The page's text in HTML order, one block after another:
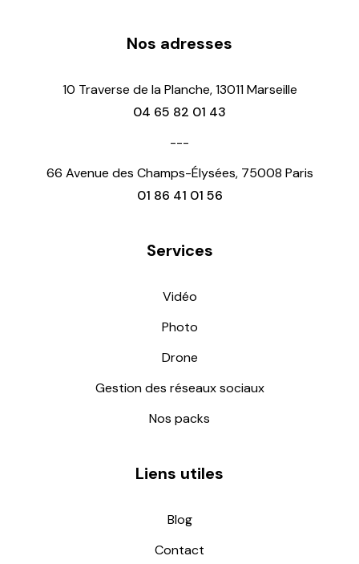
Nos adresses
10 Traverse de la Planche, 13011 Marseille
04 65 82 01 43
---
66 Avenue des Champs-Élysées, 75008 Paris
01 86 41 01 56
Services
Vidéo
Photo
Drone
Gestion des réseaux sociaux
Nos packs
Liens utiles
Blog
Contact